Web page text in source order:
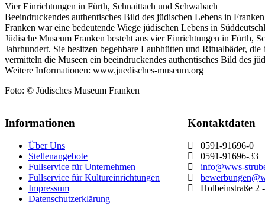
Vier Einrichtungen in Fürth, Schnaittach und Schwabach
Beeindruckendes authentisches Bild des jüdischen Lebens in Franken
Franken war eine bedeutende Wiege jüdischen Lebens in
Jüdische Museum Franken besteht aus vier Einrichtungen in Fürth,
Jahrhundert. Sie besitzen begehbare Laubhütten und Ritualbäder,
vermitteln die Museen ein beeindruckendes authentisches Bild des
Weitere Informationen: www.juedisches-museum.org
Foto: © Jüdisches Museum Franken
Informationen
Über Uns
Stellenangebote
Fullservice für Unternehmen
Fullservice für Kultureinrichtungen
Impressum
Datenschutzerklärung
Kontaktdaten
0591-91696-0
0591-91696-33
info@wws-
Holbeinstraße 2